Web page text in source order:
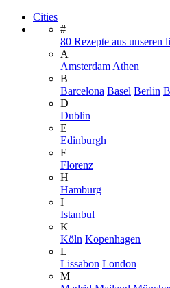
Cities
#
80 Rezepte aus unseren
A
Amsterdam Athen
B
Barcelona Basel Berlin
D
Dublin
E
Edinburgh
F
Florenz
H
Hamburg
I
Istanbul
K
Köln Kopenhagen
L
Lissabon London
M